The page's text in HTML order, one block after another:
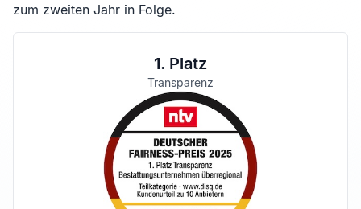
zum zweiten Jahr in Folge.
1. Platz
Transparenz